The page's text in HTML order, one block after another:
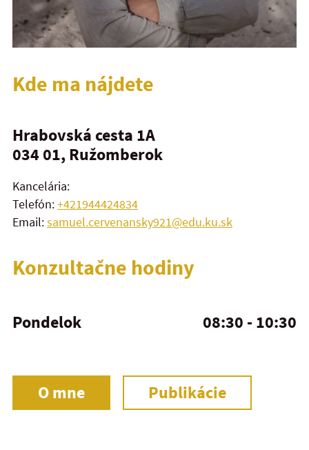
Kde ma nájdete
Hrabovská cesta 1A
034 01, Ružomberok
Kancelária:
Telefón:+421944424834
Email:samuel.cervenansky921@edu.ku.sk
Konzultačne hodiny
Pondelok 08:30 - 10:30
O mne Publikácie